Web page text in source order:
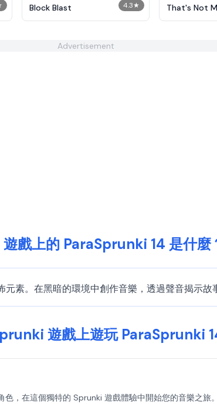
4.3★
Block Blast That's Not
Advertisement
戲上的 ParaSprunki 14 是什麼
素。在黑暗的環境中創作音樂，透過聲音揭示故
遊戲上遊玩 ParaSprunki
，在這個獨特的 Sprunki 遊戲體驗中開始您的音樂之旅。